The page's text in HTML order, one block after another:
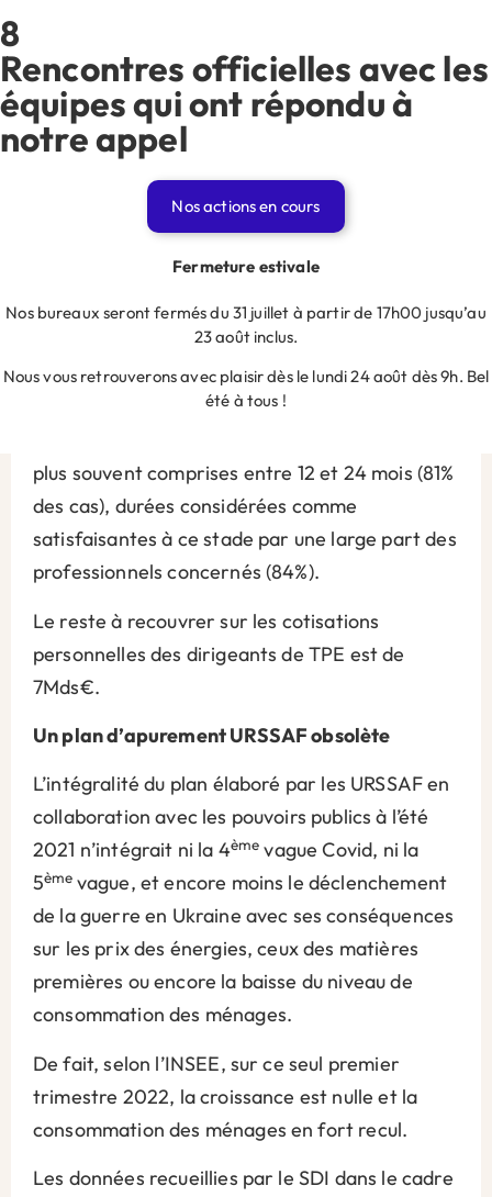
Dettes URSSAF – La dette Covid des
indépendants
A ce jour, si une majorité de professionnels
(59%) a maintenu le paiement de ses cotisations
personnelles URSSAF durant la période Covid,
Afin de répondre au risque induit sur la
trésorerie des entreprises au titre du paiement
des cotisations suspendues, les URSSAF ont
plus souvent comprises entre 12 et 24 mois (81%
des cas), durées considérées comme
satisfaisantes à ce stade par une large part des
professionnels concernés (84%).
Le reste à recouvrer sur les cotisations
personnelles des dirigeants de TPE est de
7Mds€.
Un plan d’apurement URSSAF obsolète
L’intégralité du plan élaboré par les URSSAF en
collaboration avec les pouvoirs publics à l’été
2021 n’intégrait ni la 4ème vague Covid, ni la
5ème vague, et encore moins le déclenchement
de la guerre en Ukraine avec ses conséquences
sur les prix des énergies, ceux des matières
premières ou encore la baisse du niveau de
consommation des ménages.
De fait, selon l’INSEE, sur ce seul premier
trimestre 2022, la croissance est nulle et la
consommation des ménages en fort recul.
Les données recueillies par le SDI dans le cadre
8
Rencontres officielles avec les
équipes qui ont répondu à
notre appel
Nos actions en cours
Fermeture estivale
Nos bureaux seront fermés du 31 juillet à partir de 17h00 jusqu’au
23 août inclus.
Nous vous retrouverons avec plaisir dès le lundi 24 août dès 9h. Bel
été à tous !